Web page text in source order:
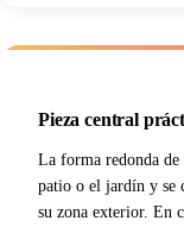
Pieza central
La forma redonda
patio o el jardín y se
su zona exterior. En